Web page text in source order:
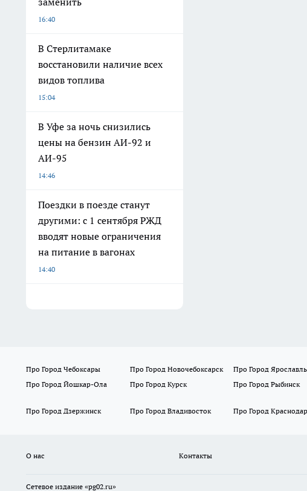
16:40
В Стерлитамаке
восстановили наличие всех
видов топлива
15:04
В Уфе за ночь снизились
цены на бензин АИ-92 и
АИ-95
14:46
Поездки в поезде станут
другими: с 1 сентября РЖД
вводят новые ограничения
на питание в вагонах
14:40
Про Город Чебоксары Про Город Новочебоксарск Про Город Ярославль
Про Город Йошкар-Ола
Про Город Курск Про Город Рыбинск
Про Город Дзержинск
Про Город Владивосток Про Город
О нас Контакты
Сетевое издание «pg02.ru»